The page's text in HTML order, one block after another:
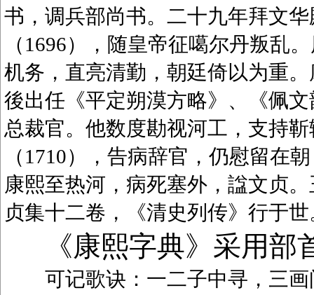
书，调兵部尚书。二十九年拜文
（1696），随皇帝征噶尔丹叛乱
机务，直亮清勤，朝廷倚以为重
後出任《平定朔漠方略》、《佩
总裁官。他数度勘视河工，支持
（1710），告病辞官，仍慰留在
康熙至热河，病死塞外，諡文贞
贞集十二卷，《清史列传》行于世
《康熙字典》采用
可记歌诀：一二子中寻，三画